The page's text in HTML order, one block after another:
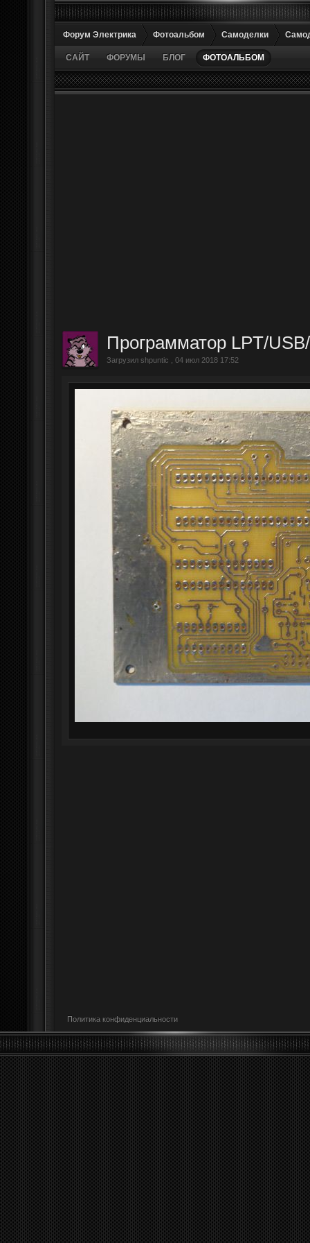
Форум Электрика Фотоальбом Самоделки
САЙТ ФОРУМЫ БЛОГ ФОТОАЛЬБОМ
Программатор LPT/
Загрузил shpuntic , 04 июл 2018 17:52
Политика конфиденциальности